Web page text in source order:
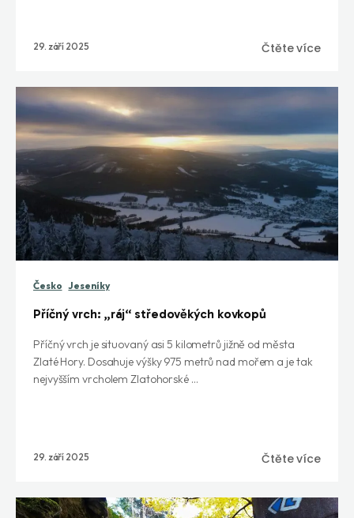
29. září 2025 Čtěte více
Česko Jeseníky
Příčný vrch: „ráj“ středověkých kovkopů
Příčný vrch je situovaný asi 5 kilometrů jižně od města
Zlaté Hory. Dosahuje výšky 975 metrů nad mořem a je tak
nejvyšším vrcholem Zlatohorské ...
29. září 2025 Čtěte více